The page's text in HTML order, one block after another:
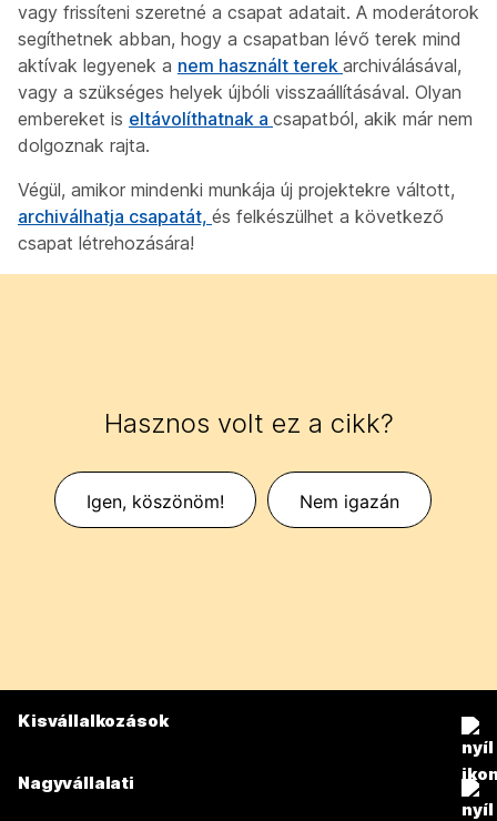
vagy frissíteni szeretné a csapat adatait. A moderátorok
segíthetnek abban, hogy a csapatban lévő terek mind
aktívak legyenek a nem használt terek archiválásával,
vagy a szükséges helyek újbóli visszaállításával. Olyan
embereket is eltávolíthatnak a csapatból, akik már nem
dolgoznak rajta.
Végül, amikor mindenki munkája új projektekre váltott,
archiválhatja csapatát, és felkészülhet a következő
csapat létrehozására!
Hasznos volt ez a cikk?
Igen, köszönöm! Nem igazán
Kisvállalkozások
Nagyvállalati